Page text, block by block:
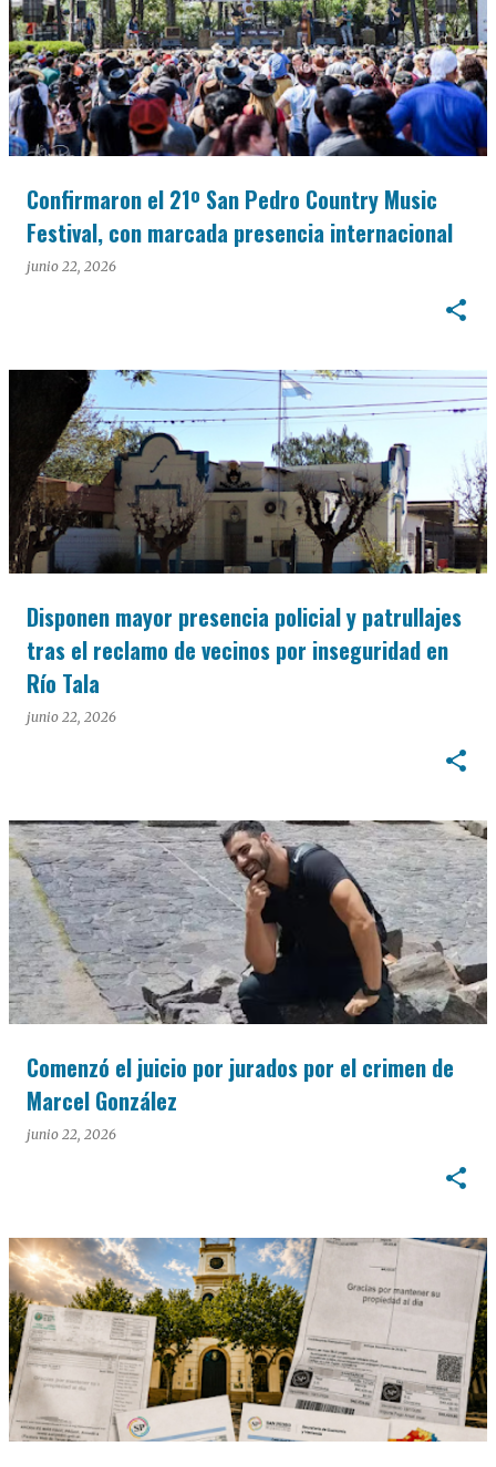
Confirmaron el 21º San Pedro Country Music
Festival, con marcada presencia internacional
junio 22, 2026
Disponen mayor presencia policial y patrullajes
tras el reclamo de vecinos por inseguridad en
Río Tala
junio 22, 2026
Comenzó el juicio por jurados por el crimen de
Marcel González
junio 22, 2026